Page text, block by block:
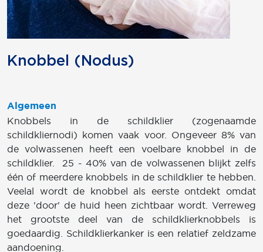
Knobbel (Nodus)
Algemeen
Knobbels in de schildklier (zogenaamde
schildkliernodi) komen vaak voor. Ongeveer 8% van
de volwassenen heeft een voelbare knobbel in de
schildklier. 25 - 40% van de volwassenen blijkt zelfs
één of meerdere knobbels in de schildklier te hebben.
Veelal wordt de knobbel als eerste ontdekt omdat
deze 'door' de huid heen zichtbaar wordt. Verreweg
het grootste deel van de schildklierknobbels is
goedaardig. Schildklierkanker is een relatief zeldzame
aandoening.